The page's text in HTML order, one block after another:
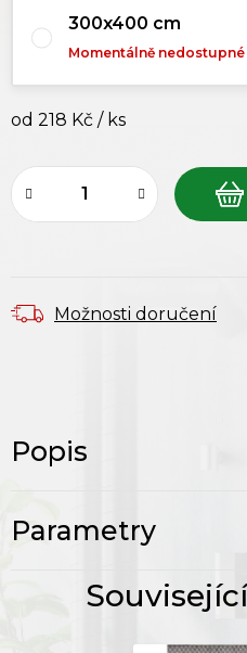
300x400 cm
Momentálně nedostupné
od 218 Kč / ks
Možnosti doručení
Popis
Parametry